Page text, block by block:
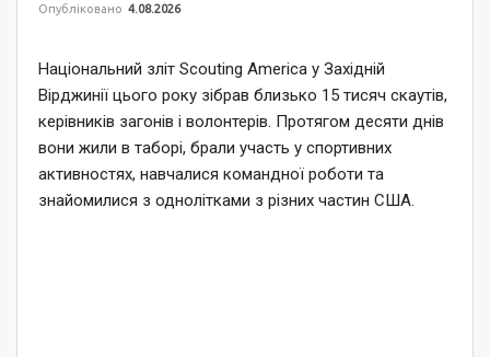
Опубліковано 4.08.2026
Національний зліт Scouting America у Західній
Вірджинії цього року зібрав близько 15 тисяч скаутів,
керівників загонів і волонтерів. Протягом десяти днів
вони жили в таборі, брали участь у спортивних
активностях, навчалися командної роботи та
знайомилися з однолітками з різних частин США.